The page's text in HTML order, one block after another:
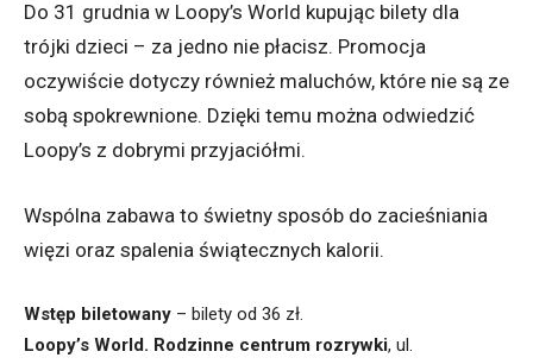
Do 31 grudnia w Loopy’s World kupując bilety dla
trójki dzieci – za jedno nie płacisz. Promocja
oczywiście dotyczy również maluchów, które nie są ze
sobą spokrewnione. Dzięki temu można odwiedzić
Loopy’s z dobrymi przyjaciółmi.
Wspólna zabawa to świetny sposób do zacieśniania
więzi oraz spalenia świątecznych kalorii.
Wstęp biletowany – bilety od 36 zł.
Loopy’s World. Rodzinne centrum rozrywki, ul.